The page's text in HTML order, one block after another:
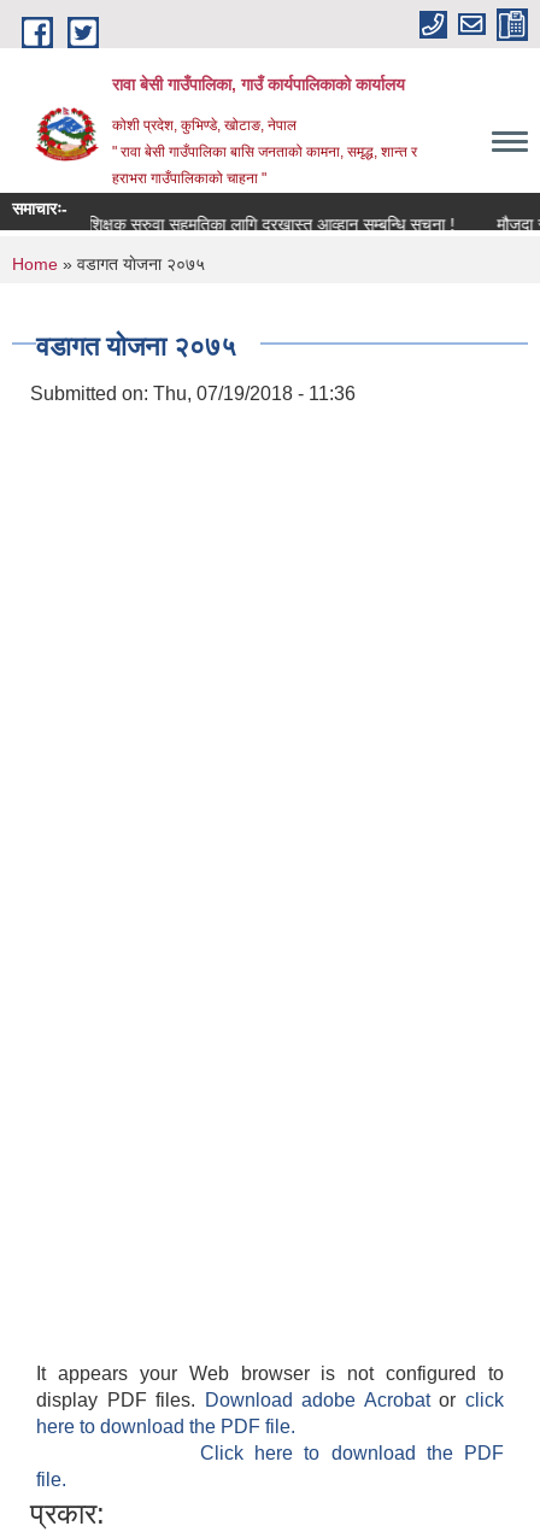
Skip to main content
रावा बेसी गाउँपालिका, गाउँ कार्यपालिकाको कार्यालय
कोशी प्रदेश, कुभिण्डे, खोटाङ, नेपाल
" रावा बेसी गाउँपालिका बासि जनताको कामना, समृद्ध, शान्त र
हराभरा गाउँपालिकाको चाहना "
समाचारः-
शिक्षक सरुवा सहमतिका लागि दरखास्त आव्हान सम्बन्धि सूचना !
मौजुदा
You are here
Home » वडागत याेजना २०७५
वडागत याेजना २०७५
Submitted on: Thu, 07/19/2018 - 11:36
It appears your Web browser is not configured to
display PDF files.
Download adobe Acrobatorclick
here to download the PDF file.
Click here to download the PDF
file.
प्रकार: